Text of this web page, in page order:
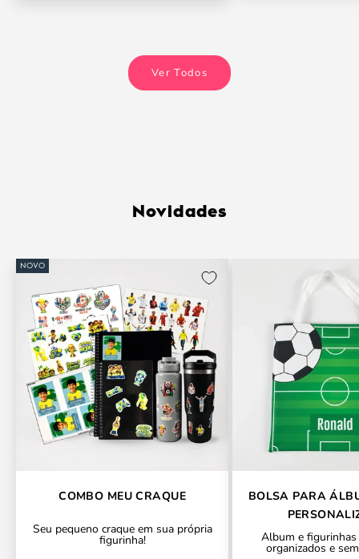
Ver Todos
Novidades
NOVO
COMBO MEU CRAQUE
Seu pequeno craque em sua própria
figurinha!
BOLSA PARA
Álbum e
organizados e